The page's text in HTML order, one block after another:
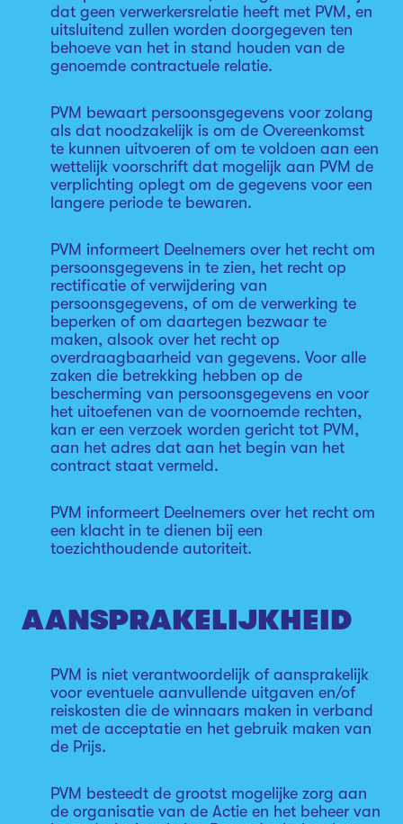
dat geen verwerkersrelatie heeft met PVM, en
uitsluitend zullen worden doorgegeven ten
behoeve van het in stand houden van de
genoemde contractuele relatie.
PVM bewaart persoonsgegevens voor zolang
als dat noodzakelijk is om de Overeenkomst
te kunnen uitvoeren of om te voldoen aan een
wettelijk voorschrift dat mogelijk aan PVM de
verplichting oplegt om de gegevens voor een
langere periode te bewaren.
PVM informeert Deelnemers over het recht om
persoonsgegevens in te zien, het recht op
rectificatie of verwijdering van
persoonsgegevens, of om de verwerking te
beperken of om daartegen bezwaar te
maken, alsook over het recht op
overdraagbaarheid van gegevens. Voor alle
zaken die betrekking hebben op de
bescherming van persoonsgegevens en voor
het uitoefenen van de voornoemde rechten,
kan er een verzoek worden gericht tot PVM,
aan het adres dat aan het begin van het
contract staat vermeld.
PVM informeert Deelnemers over het recht om
een klacht in te dienen bij een
toezichthoudende autoriteit.
AANSPRAKELIJKHEID
PVM is niet verantwoordelijk of aansprakelijk
voor eventuele aanvullende uitgaven en/of
reiskosten die de winnaars maken in verband
met de acceptatie en het gebruik maken van
de Prijs.
PVM besteedt de grootst mogelijke zorg aan
de organisatie van de Actie en het beheer van